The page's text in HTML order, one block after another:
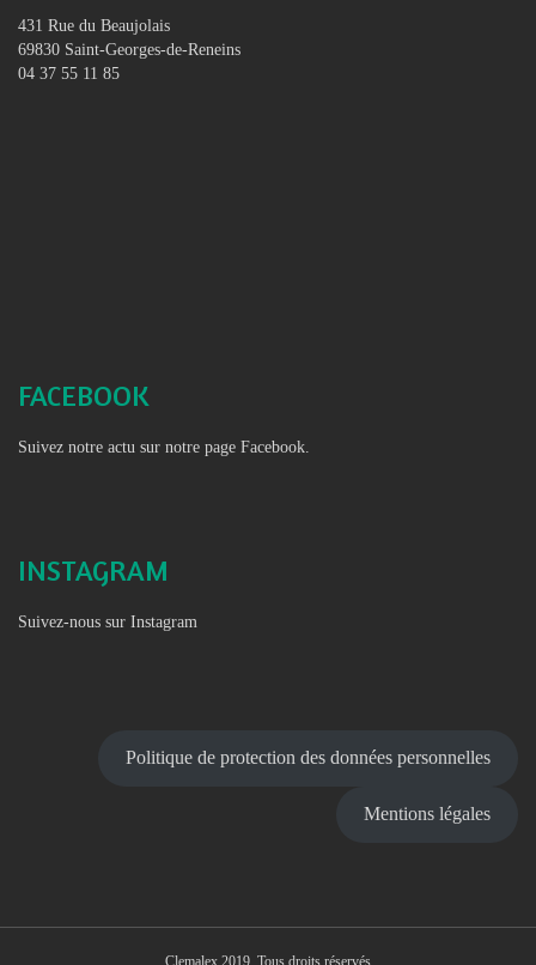
431 Rue du Beaujolais
69830 Saint-Georges-de-Reneins
04 37 55 11 85
FACEBOOK
Suivez notre actu sur notre page Facebook.
INSTAGRAM
Suivez-nous sur Instagram
Politique de protection des données personnelles
Mentions légales
Clemalex 2019. Tous droits réservés